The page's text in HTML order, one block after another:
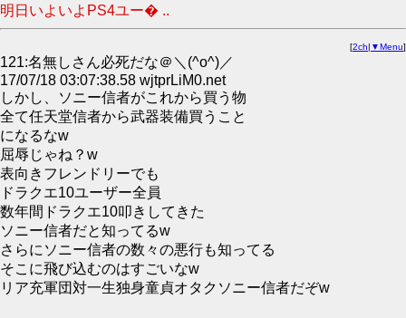
明日いよいよPS4ユー� ..
[2ch| ▼Menu]
121:名無しさん必死だな＠＼(^o^)／
17/07/18 03:07:38.58 wjtprLiM0.net
しかし、ソニー信者がこれから買う物
全て任天堂信者から武器装備買うこと
になるなw
屈辱じゃね？w
表向きフレンドリーでも
ドラクエ10ユーザー全員
数年間ドラクエ10叩きしてきた
ソニー信者だと知ってるw
さらにソニー信者の数々の悪行も知ってる
そこに飛び込むのはすごいなw
リア充軍団対一生独身童貞オタクソニー信者だぞw